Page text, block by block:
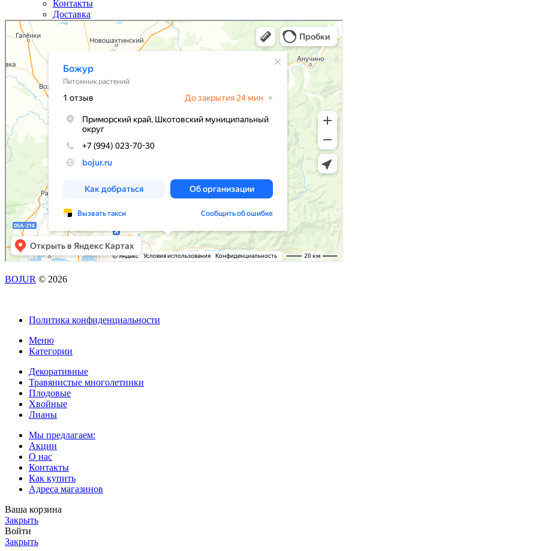
Контакты
Доставка
Божур
Питомник растений в Приморском крае
BOJUR © 2026
Политика конфиденциальности
Меню
Категории
Декоративные
Травянистые многолетники
Плодовые
Хвойные
Лианы
Мы предлагаем:
Акции
О нас
Контакты
Как купить
Адреса магазинов
Ваша корзина
Закрыть
Войти
Закрыть